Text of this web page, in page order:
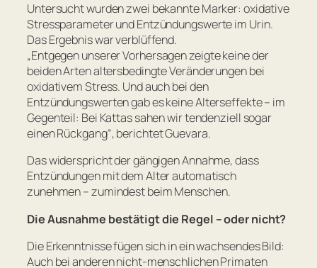
Untersucht wurden zwei bekannte Marker: oxidative
Stressparameter und Entzündungswerte im Urin.
Das Ergebnis war verblüffend.
„Entgegen unserer Vorhersagen zeigte keine der
beiden Arten altersbedingte Veränderungen bei
oxidativem Stress. Und auch bei den
Entzündungswerten gab es keine Alterseffekte – im
Gegenteil: Bei Kattas sahen wir tendenziell sogar
einen Rückgang“, berichtet Guevara.
Das widerspricht der gängigen Annahme, dass
Entzündungen mit dem Alter automatisch
zunehmen – zumindest beim Menschen.
Die Ausnahme bestätigt die Regel – oder nicht?
Die Erkenntnisse fügen sich in ein wachsendes Bild:
Auch bei anderen nicht-menschlichen Primaten